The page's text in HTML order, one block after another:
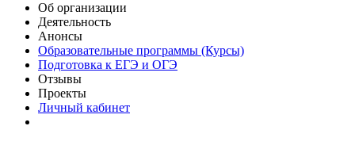
Об организации
Деятельность
Анонсы
Образовательные программы (Курсы)
Подготовка к ЕГЭ и ОГЭ
Отзывы
Проекты
Личный кабинет